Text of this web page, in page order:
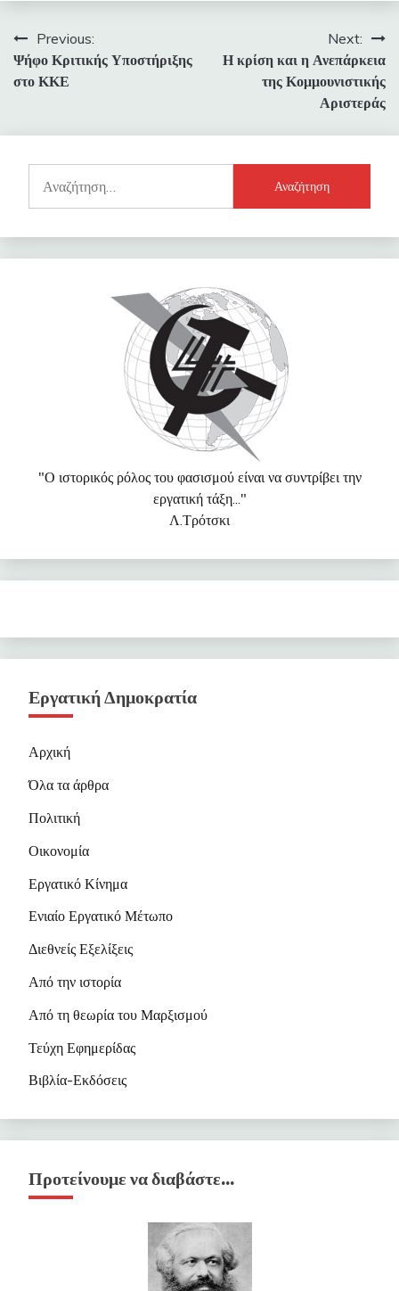
Πλοήγηση
άρθρων
Previous:
Ψήφο Κριτικής Υποστήριξης
στο ΚΚΕ
Next:
Η κρίση και η Ανεπάρκεια
της Κομμουνιστικής
Αριστεράς
για:
"Ο ιστορικός ρόλος του φασισμού είναι να συντρίβει την
εργατική τάξη..."
Λ.Τρότσκι
Εργατική Δημοκρατία
Αρχική
Όλα τα άρθρα
Πολιτική
Οικονομία
Εργατικό Κίνημα
Ενιαίο Εργατικό Μέτωπο
Διεθνείς Εξελίξεις
Από την ιστορία
Από τη θεωρία του Μαρξισμού
Τεύχη Εφημερίδας
Βιβλία-Εκδόσεις
Προτείνουμε να διαβάστε…